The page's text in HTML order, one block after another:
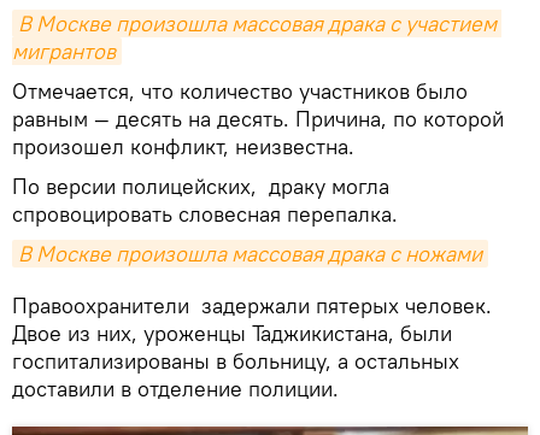
В Москве произошла массовая драка с участием
мигрантов
Отмечается, что количество участников было
равным — десять на десять. Причина, по которой
произошел конфликт, неизвестна.
По версии полицейских, драку могла
спровоцировать словесная перепалка.
В Москве произошла массовая драка с ножами
Правоохранители задержали пятерых человек.
Двое из них, уроженцы Таджикистана, были
госпитализированы в больницу, а остальных
доставили в отделение полиции.